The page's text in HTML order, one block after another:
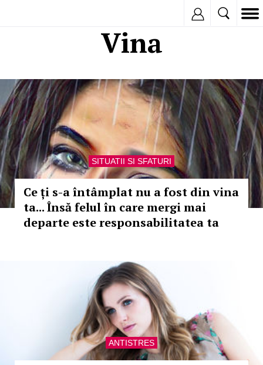
Vina
SITUATII SI SFATURI
Ce ți s-a întâmplat nu a fost din vina
ta... Însă felul în care mergi mai
departe este responsabilitatea ta
ANTISTRES